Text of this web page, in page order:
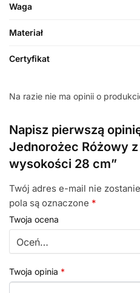
Waga
Materiał
Certyfikat
Na razie nie ma opinii o
Napisz pierwszą
Jednorożec Różowy
wysokości 28 cm”
Twój adres e-mail nie
pola są oznaczone *
Twoja ocena
Twoja opinia *